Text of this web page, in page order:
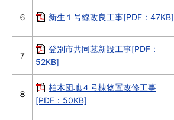
６ 新生１号線改良工事[PDF：47KB]
７
登別市共同墓新設工事[PDF：
52KB]
８
柏木団地４号棟物置改修工事
[PDF：50KB]